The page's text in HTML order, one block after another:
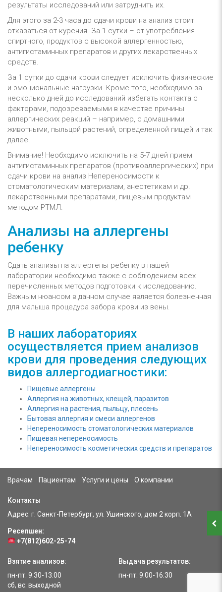
результаты исследований или затруднить их.
Для этого за 2-3 часа до сдачи крови на анализ стоит
отказаться от курения. За 1 сутки – от употребления
спиртного, продуктов с высокой аллергенностью,
антигистаминных препаратов и других лекарственных
средств.
За 1 сутки до сдачи крови следует исключить физические
и эмоциональные нагрузки. Кроме того, необходимо за
несколько дней до исследований избегать контакта с
факторами, подозреваемыми в качестве причины
аллергических реакций – например, с домашними
животными, пыльцой растений, определенной пищей и так
далее.
Внимание! Необходимо исключить на 5-7 дней прием
антигистаминных препаратов (противоаллергических) при
сдачи крови на анализ Непереносимости к
стоматологическим материалам, анестетикам и др.
лекарственными препаратами, пищевым продуктам
методом РТМЛ.
Анализы на аллергены
ребенку
Сдать анализы на аллергены ребенку в нашей
лаборатории необходимо также с соблюдением всех
перечисленных методов подготовки к исследованию.
Важным нюансом в данном случае является болезненная
для малыша процедура забора крови из вены.
В наших лабораториях
осуществляется прием анализов
крови для проведения следующих
видов аллергодиагностики:
Пищевые аллергены
Аллергия на животных, клещей, паразитов
Аллергия на растения, пыльцу, плесень
Бытовая аллергия и смеси аллергенов
Непереносимость стоматологических материалов
Пищевая непереносимость
Непереносимость косметических средств и препаратов
Врачам Пациентам Услуги и цены О компании
Контакты
Адрес: г. Санкт-Петербург, ул. Ушинского, дом 2 корп. 1А
Ресепшен:
+7(812)602-25-74
Взятие анализов:
пн-пт: 9:30-13:00
сб, вс: выходной
Выдача результатов:
пн-пт: 9:00-16:30